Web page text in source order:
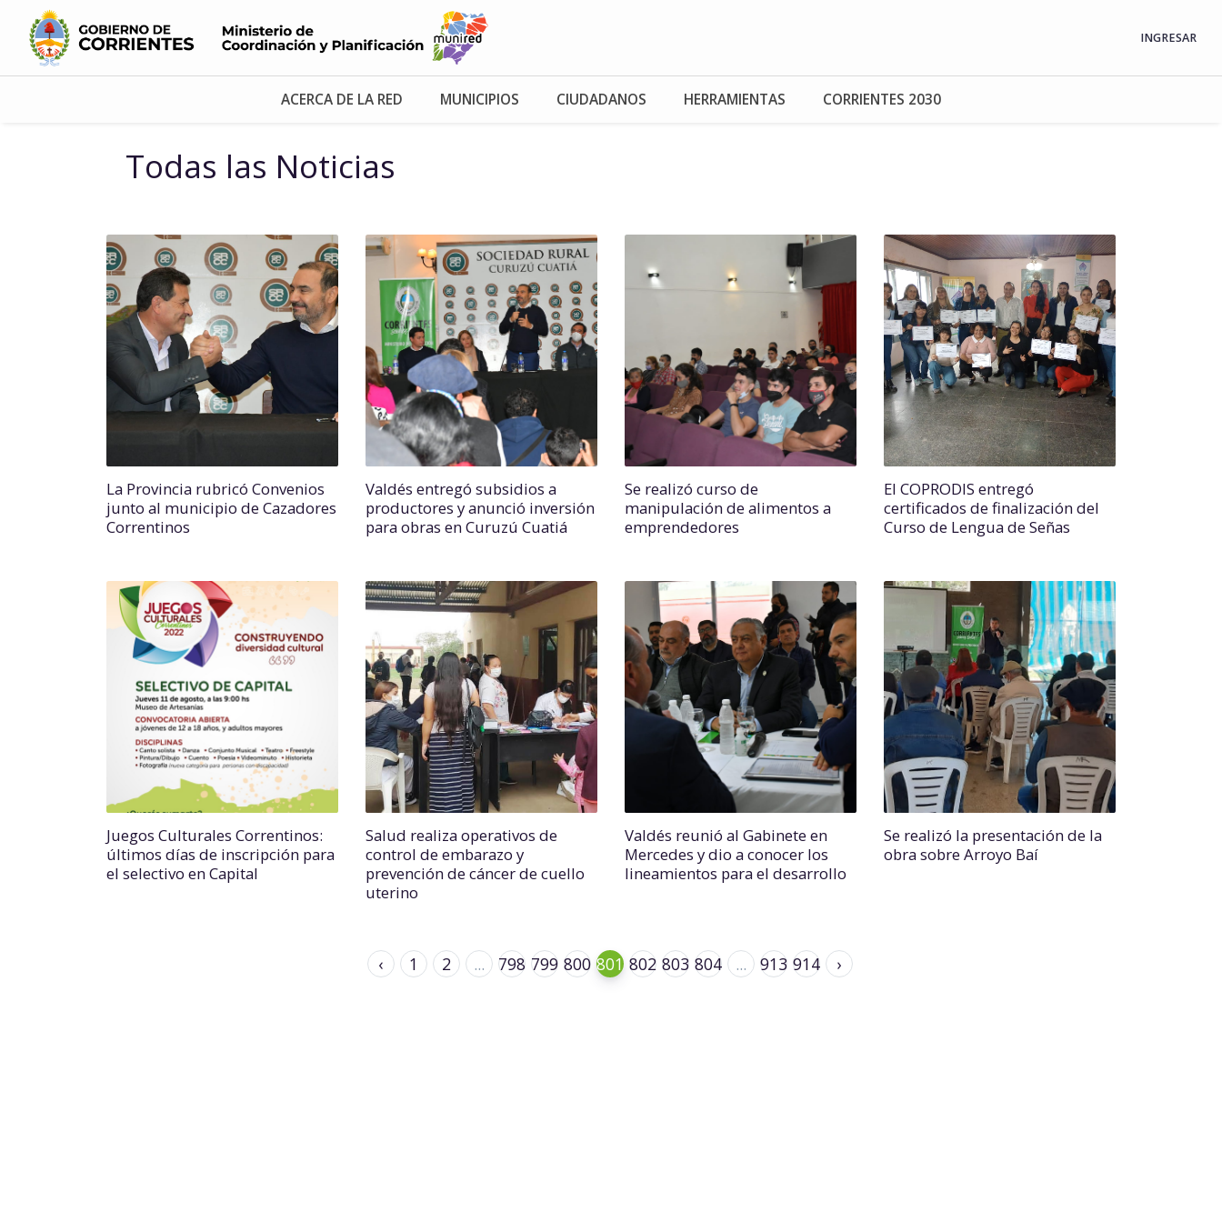
INGRESAR
ACERCA DE LA RED MUNICIPIOS CIUDADANOS HERRAMIENTAS CORRIENTES 2030
Todas las Noticias
La Provincia rubricó Convenios
junto al municipio de Cazadores
Correntinos
Valdés entregó subsidios a
productores y anunció inversión
para obras en Curuzú Cuatiá
Se realizó curso de
manipulación de alimentos a
emprendedores
El COPRODIS entregó
certificados de finalización del
Curso de Lengua de Señas
Juegos Culturales Correntinos:
últimos días de inscripción para
el selectivo en Capital
Salud realiza operativos de
control de embarazo y
prevención de cáncer de cuello
uterino
Valdés reunió al Gabinete en
Mercedes y dio a conocer los
lineamientos para el desarrollo
Se realizó la presentación de la
obra sobre Arroyo Baí
‹ 1 2 ... 798 799 800 801 802 803 804 ... 913 914 ›